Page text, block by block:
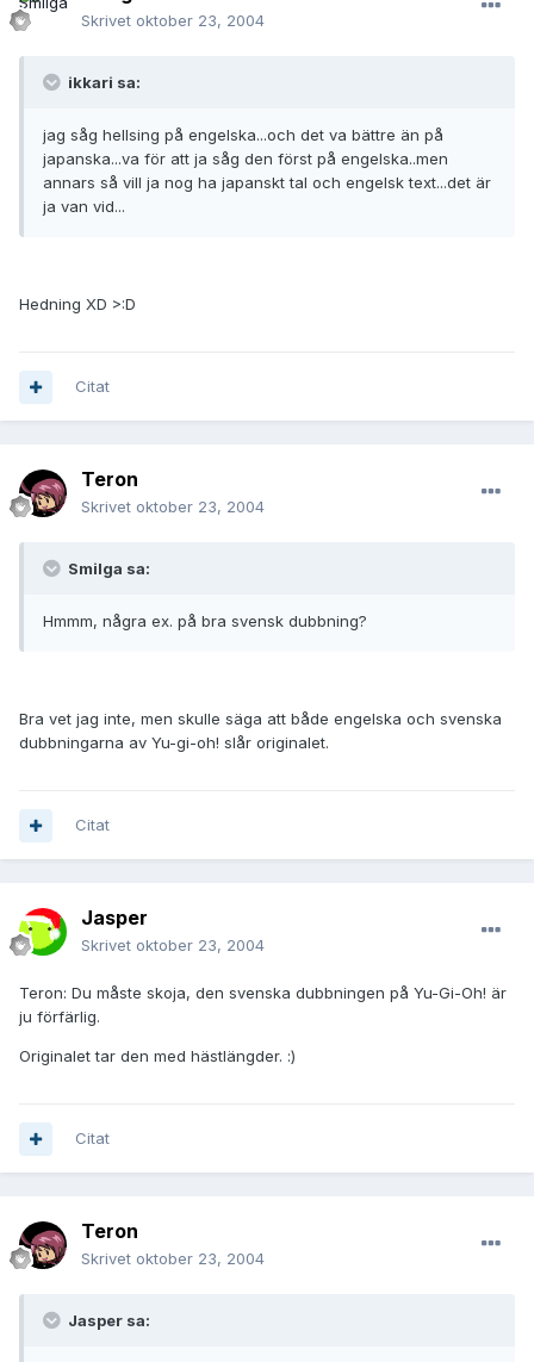
Skrivet oktober 23, 2004
ikkari sa:
jag såg hellsing på engelska...och det va bättre än på
japanska...va för att ja såg den först på engelska..men
annars så vill ja nog ha japanskt tal och engelsk text...det är
ja van vid...
Hedning XD >:D
Citat
Teron
Skrivet oktober 23, 2004
Smilga sa:
Hmmm, några ex. på bra svensk dubbning?
Bra vet jag inte, men skulle säga att både engelska och svenska
dubbningarna av Yu-gi-oh! slår originalet.
Citat
Jasper
Skrivet oktober 23, 2004
Teron: Du måste skoja, den svenska dubbningen på Yu-Gi-Oh! är
ju förfärlig.
Originalet tar den med hästlängder. :)
Citat
Teron
Skrivet oktober 23, 2004
Jasper sa: